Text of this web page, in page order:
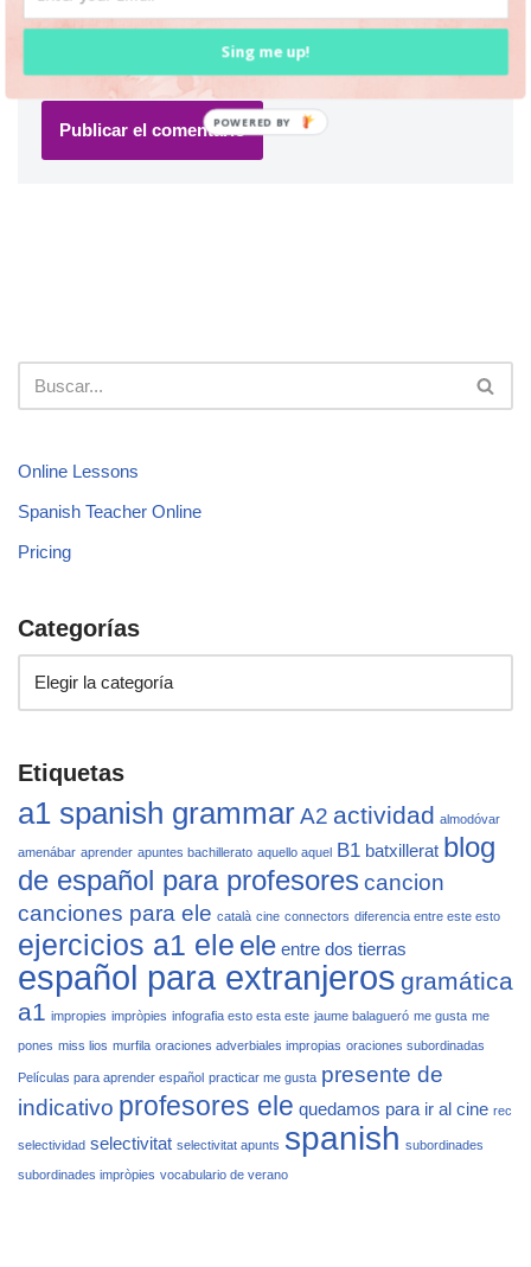
Online Lessons
Spanish Teacher Online
Pricing
Categorías
Etiquetas
a1 spanish grammarA2 actividad almodóvar
amenábar aprender apuntes bachillerato aquello aquel B1 batxillerat blog
de español para profesores cancion
canciones para ele català cine connectors diferencia entre este esto
ejercicios a1 ele ele entre dos tierras
español para extranjeros gramática
a1 impropies impròpies infografia esto esta este jaume balagueró me gusta me
pones miss lios murfila oraciones adverbiales impropias oraciones subordinadas
Películas para aprender español practicar me gusta presente de
indicativo profesores ele quedamos para ir al cine rec
selectividad selectivitat selectivitat apunts spanish subordinades
subordinades impròpies vocabulario de verano
Sing me up!
POWERED BY